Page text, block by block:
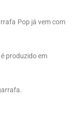
Pop já vem com
produzido em